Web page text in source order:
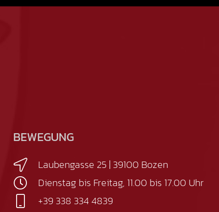
BEWEGUNG
Laubengasse 25 | 39100 Bozen
Dienstag bis Freitag, 11.00 bis 17.00 Uhr
+39 338 334 4839